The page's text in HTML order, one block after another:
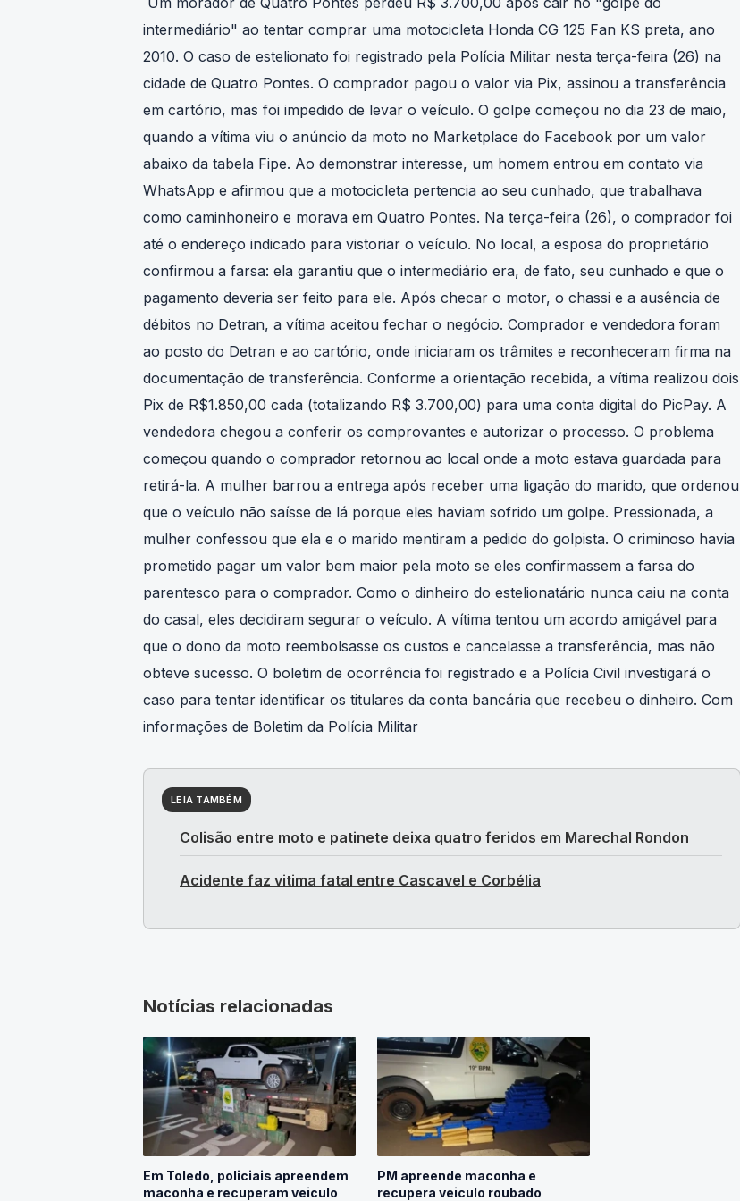
intermediário" ao tentar comprar uma motocicleta Honda CG 125 Fan KS preta, ano
2010. O caso de estelionato foi registrado pela Polícia Militar nesta terça-feira (26) na
cidade de Quatro Pontes. O comprador pagou o valor via Pix, assinou a transferência
em cartório, mas foi impedido de levar o veículo. O golpe começou no dia 23 de maio,
quando a vítima viu o anúncio da moto no Marketplace do Facebook por um valor
abaixo da tabela Fipe. Ao demonstrar interesse, um homem entrou em contato via
WhatsApp e afirmou que a motocicleta pertencia ao seu cunhado, que trabalhava
como caminhoneiro e morava em Quatro Pontes. Na terça-feira (26), o comprador foi
até o endereço indicado para vistoriar o veículo. No local, a esposa do proprietário
confirmou a farsa: ela garantiu que o intermediário era, de fato, seu cunhado e que o
pagamento deveria ser feito para ele. Após checar o motor, o chassi e a ausência de
débitos no Detran, a vítima aceitou fechar o negócio. Comprador e vendedora foram
ao posto do Detran e ao cartório, onde iniciaram os trâmites e reconheceram firma na
documentação de transferência. Conforme a orientação recebida, a vítima realizou dois
Pix de R$1.850,00 cada (totalizando R$ 3.700,00) para uma conta digital do PicPay. A
vendedora chegou a conferir os comprovantes e autorizar o processo. O problema
começou quando o comprador retornou ao local onde a moto estava guardada para
retirá-la. A mulher barrou a entrega após receber uma ligação do marido, que ordenou
que o veículo não saísse de lá porque eles haviam sofrido um golpe. Pressionada, a
mulher confessou que ela e o marido mentiram a pedido do golpista. O criminoso havia
prometido pagar um valor bem maior pela moto se eles confirmassem a farsa do
parentesco para o comprador. Como o dinheiro do estelionatário nunca caiu na conta
do casal, eles decidiram segurar o veículo. A vítima tentou um acordo amigável para
que o dono da moto reembolsasse os custos e cancelasse a transferência, mas não
obteve sucesso. O boletim de ocorrência foi registrado e a Polícia Civil investigará o
caso para tentar identificar os titulares da conta bancária que recebeu o dinheiro. Com
informações de Boletim da Polícia Militar
LEIA TAMBÉM
Colisão entre moto e patinete deixa quatro feridos em Marechal Rondon
Acidente faz vitima fatal entre Cascavel e Corbélia
Notícias relacionadas
Em Toledo, policiais apreendem
maconha e recuperam veiculo
PM apreende maconha e
recupera veiculo roubado